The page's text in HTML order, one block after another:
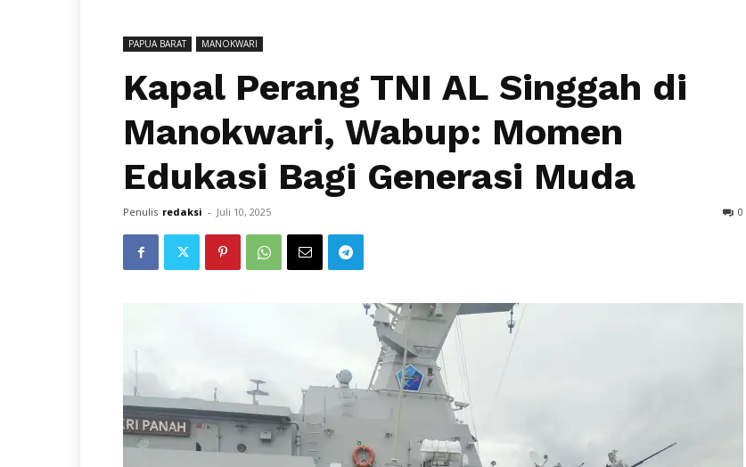
PAPUA BARAT MANOKWARI
Kapal Perang TNI AL Singgah di
Manokwari, Wabup: Momen
Edukasi Bagi Generasi Muda
Penulis redaksi - Juli 10, 2025 0